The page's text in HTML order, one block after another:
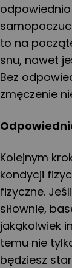
to na
snu, nawet
Bez
zmęczenie
Kolejnym
kondycji
fizyczne.
siłownię,
jakąkolwiek
temu nie
będziesz